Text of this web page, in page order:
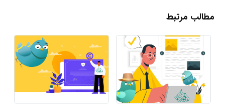
مطالب مرتبط